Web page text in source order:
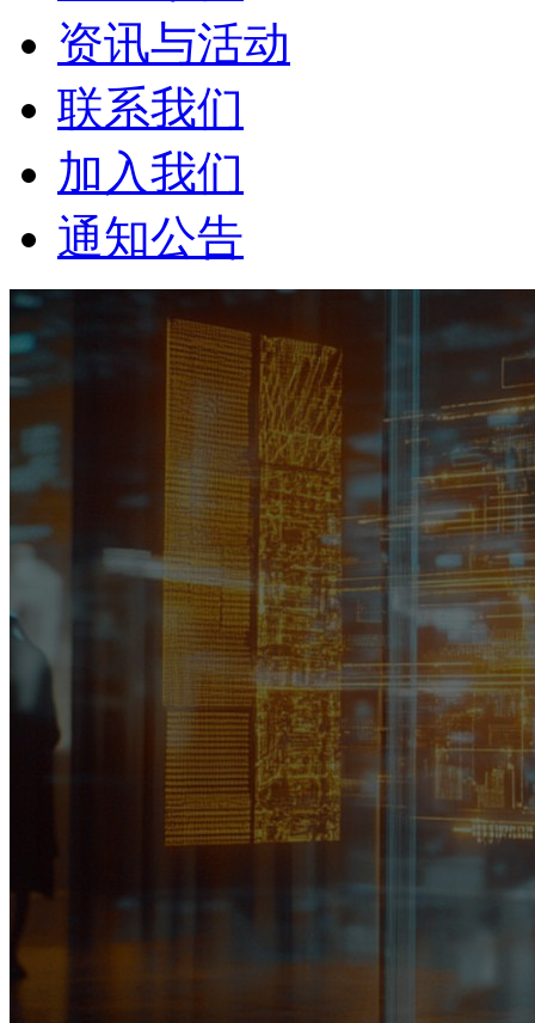
资讯与活动
联系我们
加入我们
通知公告